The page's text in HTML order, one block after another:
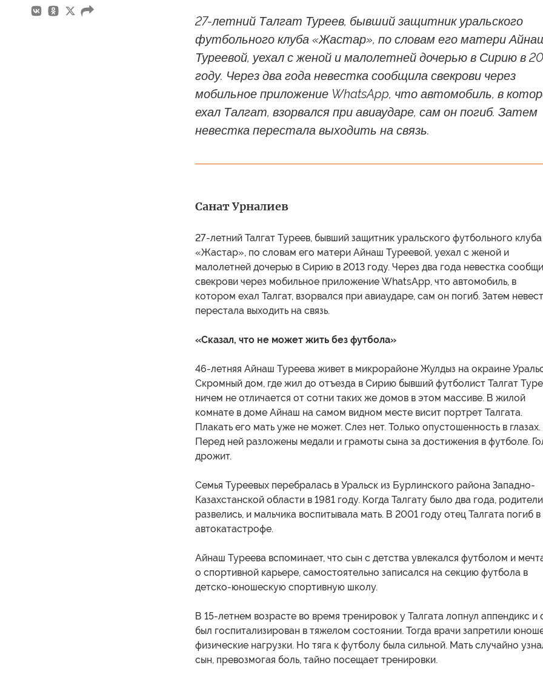
27-летний Талгат Туреев, бывший защитник уральского
футбольного клуба «Жастар», по словам его матери
Туреевой, уехал с женой и малолетней дочерью в Сирию в
году. Через два года невестка сообщила свекрови через
мобильное приложение WhatsApp, что автомобиль, в
ехал Талгат, взорвался при авиаударе, сам он погиб. Затем
невестка перестала выходить на связь.
Санат Урналиев
27-летний Талгат Туреев, бывший защитник уральского футбольного клуба
«Жастар», по словам его матери Айнаш Туреевой, уехал с женой и
малолетней дочерью в Сирию в 2013 году. Через два года невестка
свекрови через мобильное приложение WhatsApp, что автомобиль, в
котором ехал Талгат, взорвался при авиаударе, сам он погиб. Затем
перестала выходить на связь.
«Сказал, что не может жить без футбола»
46-летняя Айнаш Туреева живет в микрорайоне Жулдыз на окраине
Скромный дом, где жил до отъезда в Сирию бывший футболист Талгат
ничем не отличается от сотни таких же домов в этом массиве. В жилой
комнате в доме Айнаш на самом видном месте висит портрет Талгата.
Плакать его мать уже не может. Слез нет. Только опустошенность в глазах.
Перед ней разложены медали и грамоты сына за достижения в футболе.
дрожит.
Семья Туреевых перебралась в Уральск из Бурлинского района Западно-
Казахстанской области в 1981 году. Когда Талгату было два года, родители
развелись, и мальчика воспитывала мать. В 2001 году отец Талгата погиб в
автокатастрофе.
Айнаш Туреева вспоминает, что сын с детства увлекался футболом и
о спортивной карьере, самостоятельно записался на секцию футбола в
детско-юношескую спортивную школу.
В 15-летнем возрасте во время тренировок у Талгата лопнул аппендикс и
был госпитализирован в тяжелом состоянии. Тогда врачи запретили
физические нагрузки. Но тяга к футболу была сильной. Мать случайно
сын, превозмогая боль, тайно посещает тренировки.